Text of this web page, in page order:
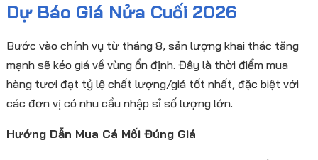
Dự Báo Giá Nửa Cuối 2026
Bước vào chính vụ từ tháng 8, sản lượng khai thác tăng
mạnh sẽ kéo giá về vùng ổn định. Đây là thời điểm mua
hàng tươi đạt tỷ lệ chất lượng/giá tốt nhất, đặc biệt với
các đơn vị có nhu cầu nhập sỉ số lượng lớn.
Hướng Dẫn Mua Cá Mối Đúng Giá